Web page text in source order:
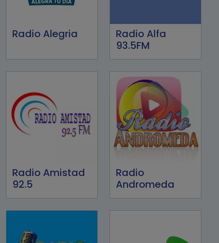
Radio Alegria
Radio Alfa
93.5FM
Radio Amistad
92.5
Radio
Andromeda